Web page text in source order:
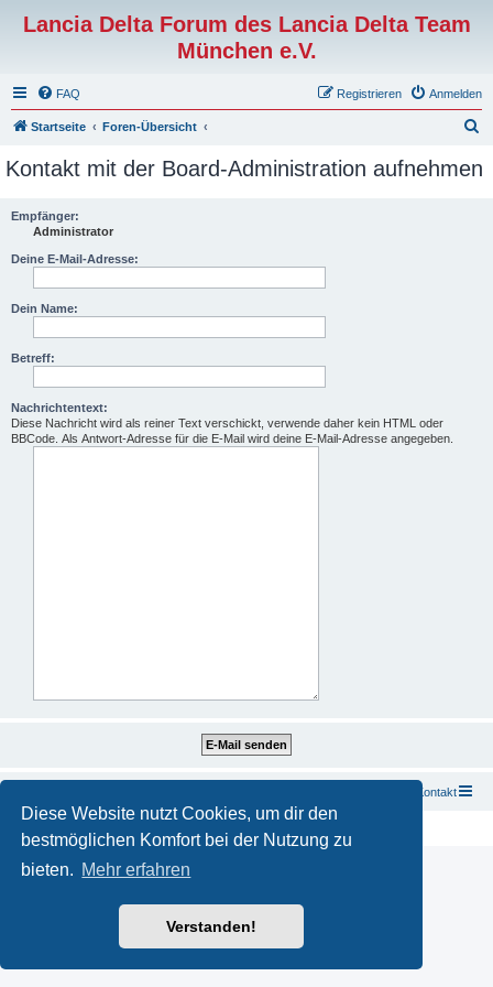
Diese Website nutzt Cookies, um dir den
bestmöglichen Komfort bei der Nutzung zu
bieten. Mehr erfahren
Verstanden!
Lancia Delta Forum des Lancia Delta Team
München e.V.
FAQ Anmelden
Registrieren
Startseite Foren-Übersicht
c
Kontakt mit der Board-Administration aufnehmen
Empfänger:
Administrator
Deine E-Mail-Adresse:
Dein Name:
Betreff:
Nachrichtentext:
Diese Nachricht wird als reiner Text verschickt, verwende daher kein HTML oder
BBCode. Als Antwort-Adresse für die E-Mail wird deine E-Mail-Adresse angegeben.
Kontakt
Powered byphpBB® Forum Software © phpBB Limited
Deutsche Übersetzung durchphpBB.de